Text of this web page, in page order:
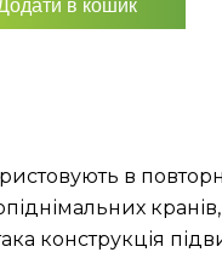
в кошик
в
конструкція